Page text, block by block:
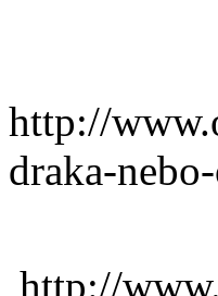
http://
draka-
http://